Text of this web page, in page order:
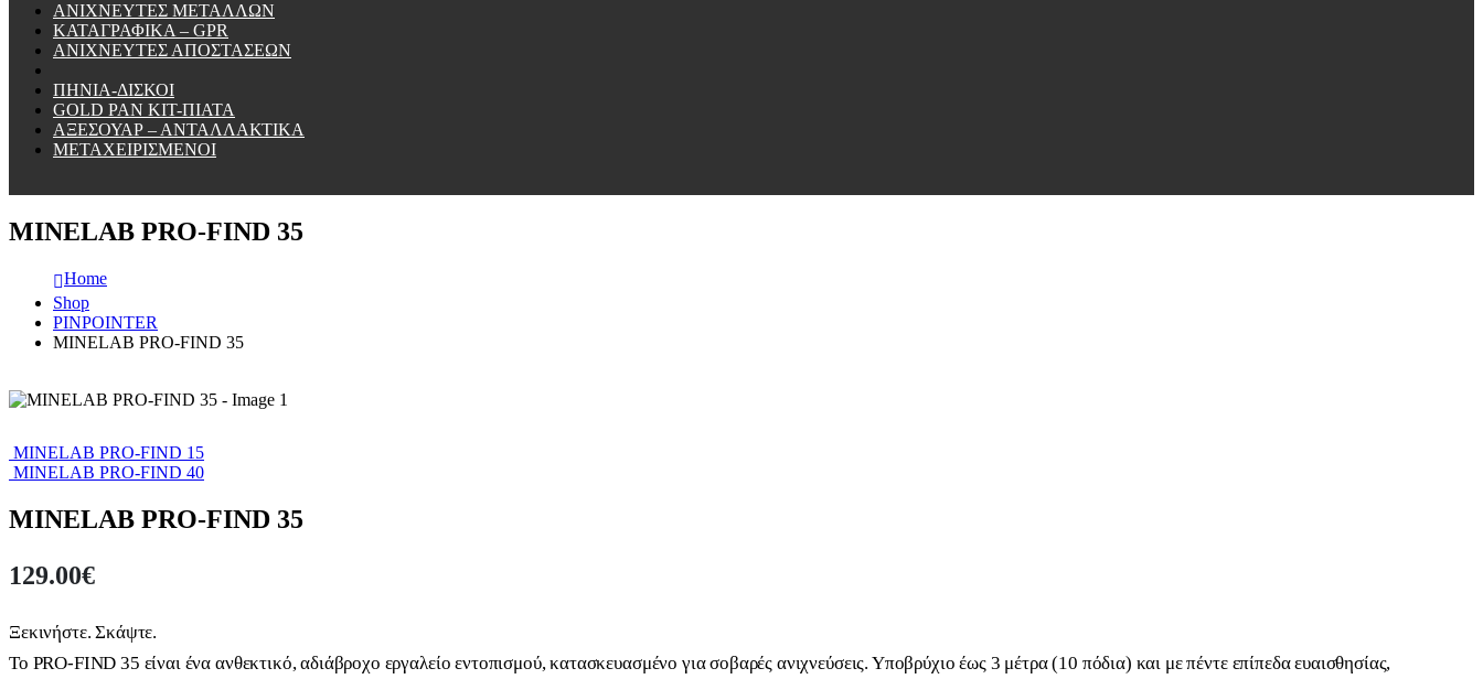
ΑΝΙΧΝΕΥΤΕΣ ΜΕΤΑΛΛΩΝ
ΚΑΤΑΓΡΑΦΙΚΑ – GPR
ΑΝΙΧΝΕΥΤΕΣ ΑΠΟΣΤΑΣΕΩΝ
ΠΗΝΙΑ-ΔΙΣΚΟΙ
GOLD PAN KIT-ΠΙΑΤΑ
ΑΞΕΣΟΥΑΡ – ΑΝΤΑΛΛΑΚΤΙΚΑ
ΜΕΤΑΧΕΙΡΙΣΜΕΝΟΙ
MINELAB PRO-FIND 35
Home
Shop
PINPOINTER
MINELAB PRO-FIND 35
MINELAB PRO-FIND 15
MINELAB PRO-FIND 40
MINELAB PRO-FIND 35
129.00€
Ξεκινήστε. Σκάψτε.
Το PRO-FIND 35 είναι ένα ανθεκτικό, αδιάβροχο εργαλείο εντοπισμού, κατασκευασμένο για σοβαρές ανιχνεύσεις. Υποβρύχιο έως 3 μέτρα (10 πόδια) και με πέντε επίπεδα ευαισθησίας,